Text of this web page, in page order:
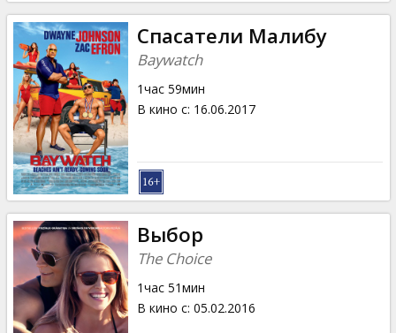
Спасатели Малибу
Baywatch
1час 59мин
В кино с: 16.06.2017
Выбор
The Choice
1час 51мин
В кино с: 05.02.2016